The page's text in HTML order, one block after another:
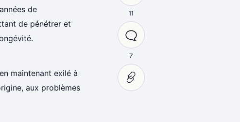
de
de pénétrer et
maintenant exilé à
aux problèmes
11
7